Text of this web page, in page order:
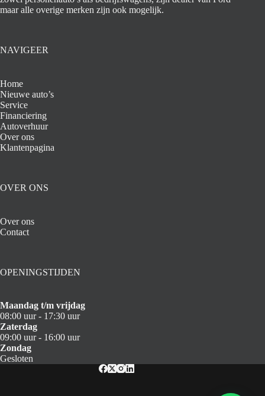
maar alle overige merken zijn ook mogelijk.
NAVIGEER
Home
Nieuwe auto’s
Service
Financiering
Autoverhuur
Over ons
Klantenpagina
OVER ONS
Over ons
Contact
OPENINGSTIJDEN
Maandag t/m vrijdag
08:00 uur - 17:30 uur
Zaterdag
09:00 uur - 16:00 uur
Zondag
Gesloten